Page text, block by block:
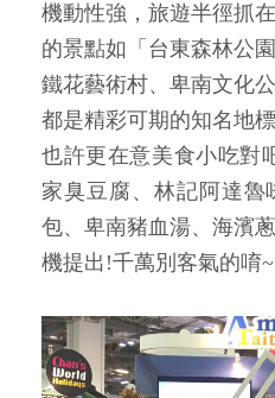
機動性強，旅遊半徑抓
的景點如「台東森林公
鐵花藝術村、卑南文化
都是精彩可期的知名地
也許更在意美食小吃對
家臭豆腐、林記阿達魯
包、卑南豬血湯、海濱
機提出!千萬別客氣的唷~